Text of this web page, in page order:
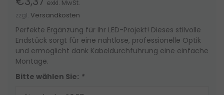
exkl. MwSt.
zzgl. Versandkosten
Perfekte Ergänzung für Ihr LED-Projekt! Dieses stilvolle
Endstück sorgt für eine nahtlose, professionelle Optik
und ermöglicht dank Kabeldurchführung eine einfache
Montage.
Bitte wählen Sie: *